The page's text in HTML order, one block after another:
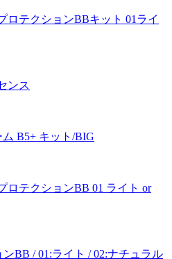
テクションBBキット 01ライ
ンス
B5+ キット/BIG
ロテクションBB 01 ライト or
BB / 01:ライト / 02:ナチュラル